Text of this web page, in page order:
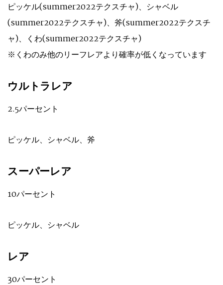
ピッケル(summer2022テクスチャ)、シャベル
(summer2022テクスチャ)、斧(summer2022テクスチ
ャ)、くわ(summer2022テクスチャ)
※くわのみ他のリーフレアより確率が低くなっています
ウルトラレア
2.5パーセント
ピッケル、シャベル、斧
スーパーレア
10パーセント
ピッケル、シャベル
レア
30パーセント